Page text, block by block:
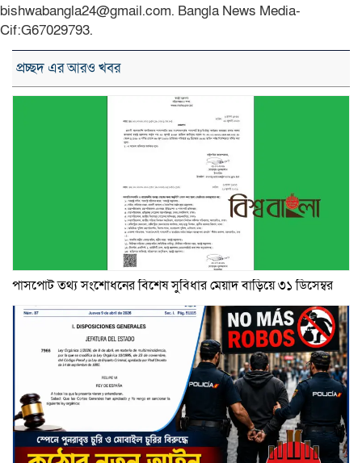
bishwabangla24@gmail.com. Bangla News Media-
Cif:G67029793.
প্রচ্ছদ এর আরও খবর
পাসপোর্ট তথ্য সংশোধনের বিশেষ সুবিধার মেয়াদ বাড়িয়ে ৩১ ডিসেম্বর